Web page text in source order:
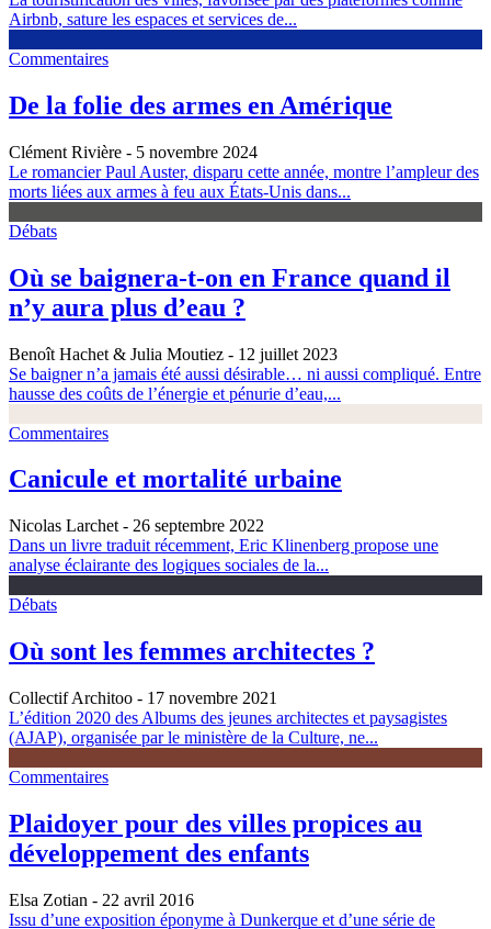
Airbnb, sature les espaces et services de...
Commentaires
De la folie des armes en Amérique
Clément Rivière - 5 novembre 2024
Le romancier Paul Auster, disparu cette année, montre l’ampleur des
morts liées aux armes à feu aux États-Unis dans...
Débats
Où se baignera-t-on en France quand il
n’y aura plus d’eau ?
Benoît Hachet & Julia Moutiez - 12 juillet 2023
Se baigner n’a jamais été aussi désirable… ni aussi compliqué. Entre
hausse des coûts de l’énergie et pénurie d’eau,...
Commentaires
Canicule et mortalité urbaine
Nicolas Larchet - 26 septembre 2022
Dans un livre traduit récemment, Eric Klinenberg propose une
analyse éclairante des logiques sociales de la...
Débats
Où sont les femmes architectes ?
Collectif Architoo - 17 novembre 2021
L’édition 2020 des Albums des jeunes architectes et paysagistes
(AJAP), organisée par le ministère de la Culture, ne...
Commentaires
Plaidoyer pour des villes propices au
développement des enfants
Elsa Zotian - 22 avril 2016
Issu d’une exposition éponyme à Dunkerque et d’une série de